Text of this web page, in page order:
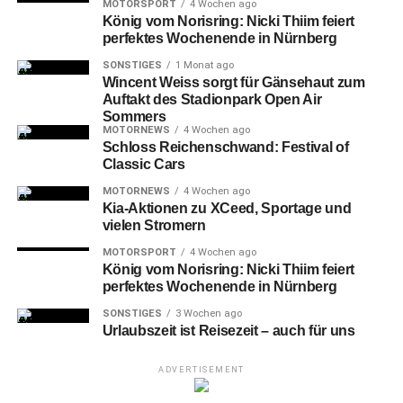
Straubings Mike CONNOLLY (li.) und Nürnbergs Hayden SHAW.
Unddas nur zwei Tage nach der absolut bitteren 2:5-
Niederlage bei den Bietigheim „Steelers“, die als
Tabellen-Letzter bereits zu diesem Zeitpunkt so gut wie
abgestiegen waren (was sie inzwischen „de facto“ sind).
MOTORSPORT 4 Wochen ago
König vom Norisring: Nicki Thiim feiert
perfektes Wochenende in Nürnberg
SONSTIGES 1 Monat ago
Wincent Weiss sorgt für Gänsehaut zum
Auftakt des Stadionpark Open Air
Sommers
MOTORNEWS 4 Wochen ago
Schloss Reichenschwand: Festival of
Classic Cars
MOTORNEWS 4 Wochen ago
Kia-Aktionen zu XCeed, Sportage und
vielen Stromern
MOTORSPORT 4 Wochen ago
König vom Norisring: Nicki Thiim feiert
perfektes Wochenende in Nürnberg
SONSTIGES 3 Wochen ago
Urlaubszeit ist Reisezeit – auch für uns
ADVERTISEMENT